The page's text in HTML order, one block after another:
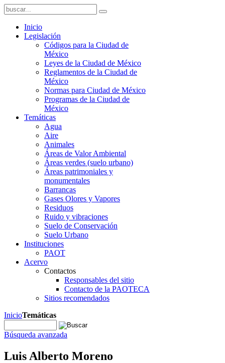
Inicio
Legislación
Códigos para la Ciudad de
México
Leyes de la Ciudad de México
Reglamentos de la Ciudad de
México
Normas para Ciudad de México
Programas de la Ciudad de
México
Temáticas
Agua
Aire
Animales
Áreas de Valor Ambiental
Áreas verdes (suelo urbano)
Áreas patrimoniales y
monumentales
Barrancas
Gases Olores y Vapores
Residuos
Ruido y vibraciones
Suelo de Conservación
Suelo Urbano
Instituciones
PAOT
Acervo
Contactos
Responsables del sitio
Contacto de la PAOTECA
Sitios recomendados
InicioTemáticas
Búsqueda avanzada
Luis Alberto Moreno